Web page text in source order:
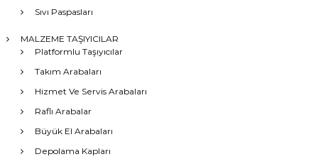
Sıvı Paspasları
MALZEME TAŞIYICILAR
Platformlu Taşıyıcılar
Takım Arabaları
Hizmet Ve Servis Arabaları
Raflı Arabalar
Büyük El Arabaları
Depolama Kapları